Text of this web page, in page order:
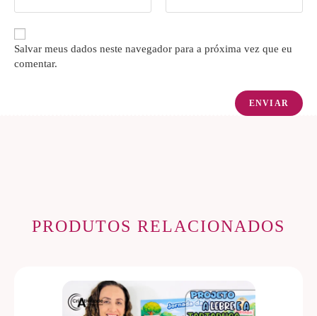
Salvar meus dados neste navegador para a próxima vez que eu
comentar.
PRODUTOS RELACIONADOS